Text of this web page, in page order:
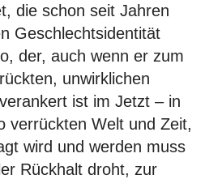
die schon seit Jahren
Geschlechtsidentität
der, auch wenn er zum
unwirklichen
ist im Jetzt – in
verrückten Welt und Zeit,
wird und werden muss
Rückhalt droht, zur